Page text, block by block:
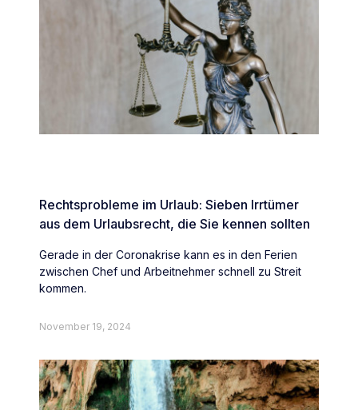
Rechtsprobleme im Urlaub: Sieben Irrtümer
aus dem Urlaubsrecht, die Sie kennen sollten
Gerade in der Coronakrise kann es in den Ferien
zwischen Chef und Arbeitnehmer schnell zu Streit
kommen.
November 19, 2024